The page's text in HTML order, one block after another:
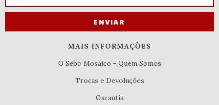
MAIS INFORMAÇÕES
O Sebo Mosaico - Quem Somos
Trocas e Devoluções
Garantia